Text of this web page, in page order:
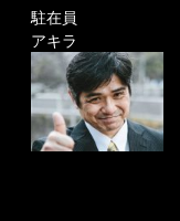
駐在員
アキラ